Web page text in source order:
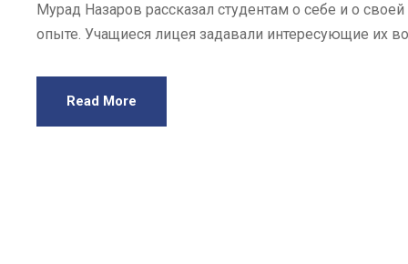
Мурад Назаров рассказал студентам о себе и о
опыте. Учащиеся лицея задавали интересующие их
Read More